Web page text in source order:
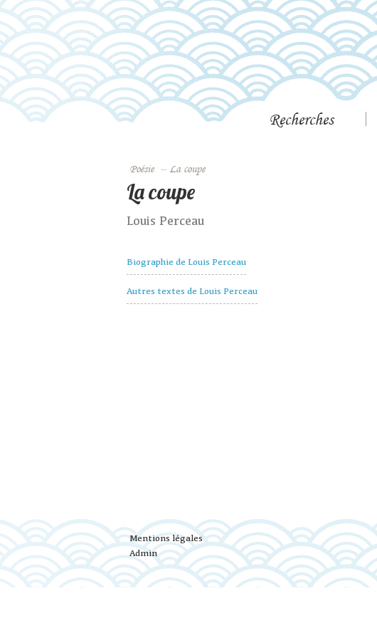
Recherches
Poésie – La coupe
La coupe
Louis Perceau
Biographie de Louis Perceau
Autres textes de Louis Perceau
Mentions légales
Admin